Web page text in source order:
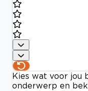
Kies wat voor jou
onderwerp en